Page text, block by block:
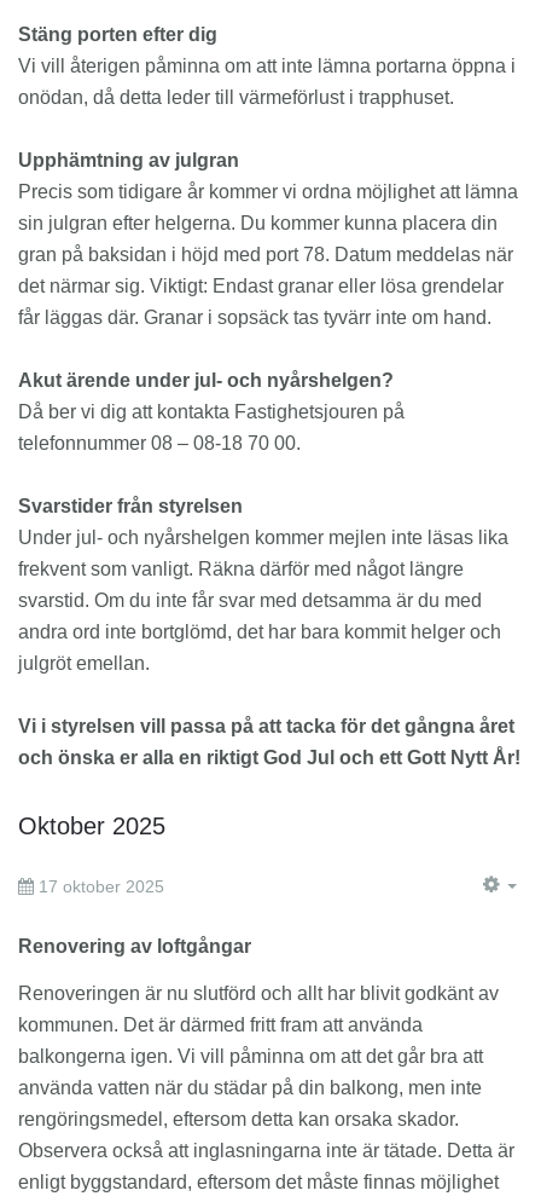
Stäng porten efter dig
Vi vill återigen påminna om att inte lämna portarna öppna i
onödan, då detta leder till värmeförlust i trapphuset.
Upphämtning av julgran
Precis som tidigare år kommer vi ordna möjlighet att lämna
sin julgran efter helgerna. Du kommer kunna placera din
gran på baksidan i höjd med port 78. Datum meddelas när
det närmar sig. Viktigt: Endast granar eller lösa grendelar
får läggas där. Granar i sopsäck tas tyvärr inte om hand.
Akut ärende under jul- och nyårshelgen?
Då ber vi dig att kontakta Fastighetsjouren på
telefonnummer 08 – 08-18 70 00.
Svarstider från styrelsen
Under jul- och nyårshelgen kommer mejlen inte läsas lika
frekvent som vanligt. Räkna därför med något längre
svarstid. Om du inte får svar med detsamma är du med
andra ord inte bortglömd, det har bara kommit helger och
julgröt emellan.
Vi i styrelsen vill passa på att tacka för det gångna året
och önska er alla en riktigt God Jul och ett Gott Nytt År!
Oktober 2025
17 oktober 2025
Renovering av loftgångar
Renoveringen är nu slutförd och allt har blivit godkänt av
kommunen. Det är därmed fritt fram att använda
balkongerna igen. Vi vill påminna om att det går bra att
använda vatten när du städar på din balkong, men inte
rengöringsmedel, eftersom detta kan orsaka skador.
Observera också att inglasningarna inte är tätade. Detta är
enligt byggstandard, eftersom det måste finnas möjlighet